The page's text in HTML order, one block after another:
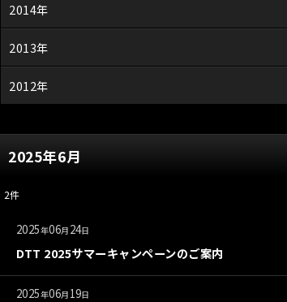
2025年6月
2件
2025年06月 24日
DTT 2025サマーキャンペーンのご案内
2025年06月 19日
2014年
2013年
2012年